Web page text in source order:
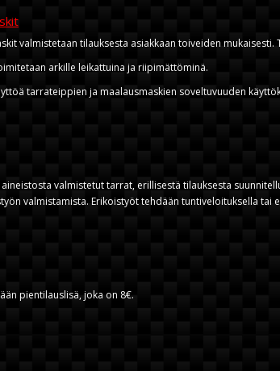
valmistetaan tilauksesta asiakkaan toiveiden
arkille leikattuina ja riipimättöminä.
tarrateippien ja maalausmaskien soveltuvuuden
valmistetut tarrat, erillisestä tilauksesta
valmistamista. Erikoistyöt tehdään tuntiveloituksella tai
pientilauslisä, joka on 8€.